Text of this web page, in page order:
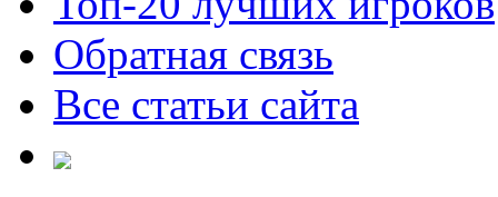
Обратная связь
Все статьи сайта